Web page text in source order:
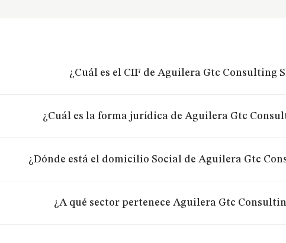
¿Cuál es el CIF de Aguilera Gtc Consulting
¿Cuál es la forma jurídica de Aguilera Gtc
¿Dónde está el domicilio Social de Aguilera Gtc
¿A qué sector pertenece Aguilera Gtc